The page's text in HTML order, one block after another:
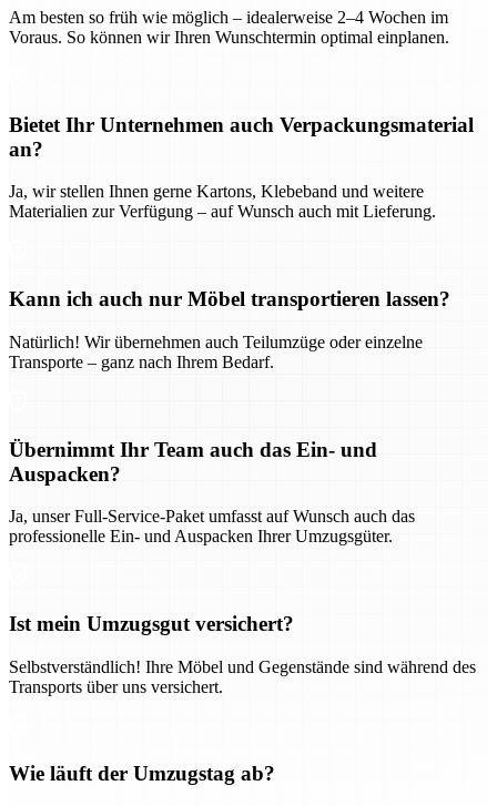
Am besten so früh wie möglich – idealerweise 2–4 Wochen im
Voraus. So können wir Ihren Wunschtermin optimal einplanen.
Bietet Ihr Unternehmen auch Verpackungsmaterial
an?
Ja, wir stellen Ihnen gerne Kartons, Klebeband und weitere
Materialien zur Verfügung – auf Wunsch auch mit Lieferung.
Kann ich auch nur Möbel transportieren lassen?
Natürlich! Wir übernehmen auch Teilumzüge oder einzelne
Transporte – ganz nach Ihrem Bedarf.
Übernimmt Ihr Team auch das Ein- und
Auspacken?
Ja, unser Full-Service-Paket umfasst auf Wunsch auch das
professionelle Ein- und Auspacken Ihrer Umzugsgüter.
Ist mein Umzugsgut versichert?
Selbstverständlich! Ihre Möbel und Gegenstände sind während des
Transports über uns versichert.
Wie läuft der Umzugstag ab?